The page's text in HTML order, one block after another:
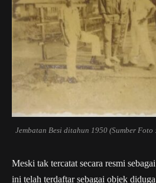
Jembatan Besi ditahun 1950 (Sumber
Meski tak tercatat secara resmi
ini telah terdaftar sebagai objek